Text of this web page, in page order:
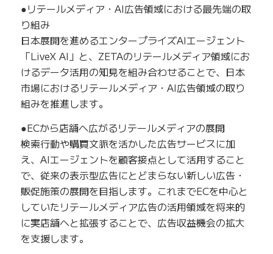
●リテールメディア・AI広告領域における最先端の取
り組み
日本展開を進めるエンタープライズAIエージェント
「LiveX AI」と、ZETAのリテールメディア領域にお
けるデータ活用の知見を組み合わせることで、日本
市場におけるリテールメディア・AI広告領域の取り
組みを推進します。
●ECから店舗へ広がるリテールメディアの展開
検索行動や購買文脈を活かした広告サービスに加
え、AIエージェントを顧客接点として活用すること
で、従来の表示型広告にとどまらない新しい広告・
販促施策の展開を目指します。これまでECを中心と
していたリテールメディア広告の活用領域を将来的
に実店舗へと拡張することで、広告収益機会の拡大
を支援します。